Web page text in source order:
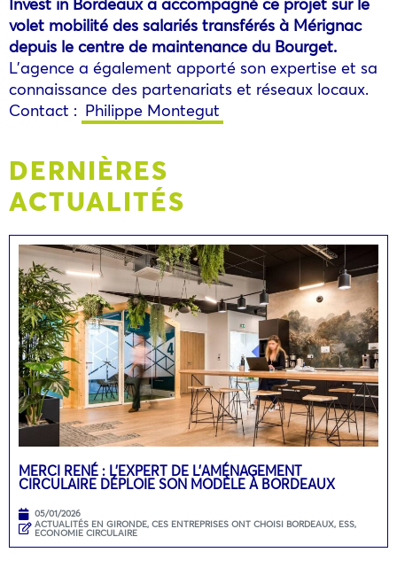
volet mobilité des salariés transférés à Mérignac
depuis le centre de maintenance du Bourget.
L’agence a également apporté son expertise et sa
connaissance des partenariats et réseaux locaux.
Contact : Philippe Montegut
DERNIÈRES
ACTUALITÉS
MERCI RENÉ : L’EXPERT DE L’AMÉNAGEMENT
CIRCULAIRE DÉPLOIE SON MODÈLE À BORDEAUX
05/01/2026
ACTUALITÉS EN GIRONDE, CES ENTREPRISES ONT CHOISI BORDEAUX, ESS,
ECONOMIE CIRCULAIRE